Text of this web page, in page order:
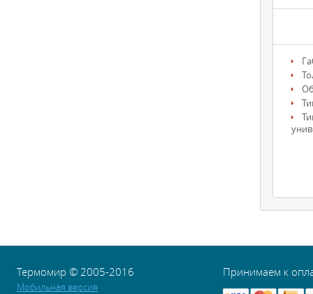
Термомир © 2005-2016
Мобильная версия
Принимаем к